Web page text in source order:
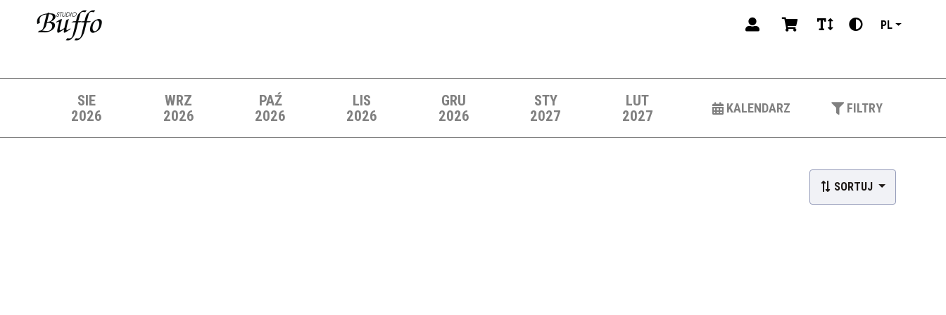
PL
SIE
2026
WRZ
2026
PAŹ
2026
LIS
2026
GRU
2026
STY
2027
LUT
2027
KALENDARZ FILTRY
SORTUJ